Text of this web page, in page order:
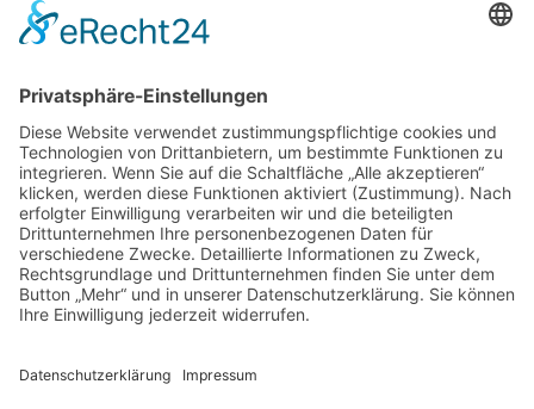
Band 4: Uwe Wagschal (Hg.):
Band 3: Katharina Ober
Schwarz-grüne Koalitionen in nordrhein-
westfälischen Kommunen
Band 2: Sophia Burkhardt
Programmfabrik gegen Medienimperium
Band 1: Robert Kaiser